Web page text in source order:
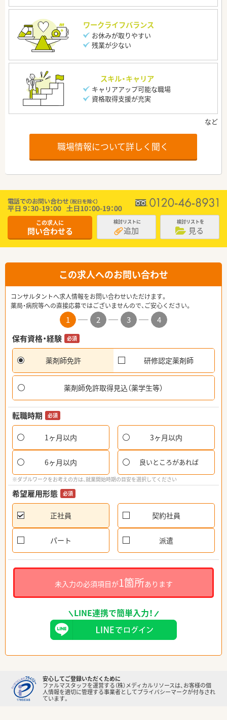
ワークライフバランス
お休みが取りやすい
残業が少ない
スキル・キャリア
キャリアアップ可能な職場
資格取得支援が充実
職場情報について詳しく聞く
この求人に
問い合わせる
検討リストに
追加
検討リストを
見る
この求人へのお問い合わせ
コンサルタントへ求人情報をお問い合わせいただけます。
薬局・病院等への直接応募ではございませんので、ご安心ください。
1 2 3
4
保有資格・経験
必須
薬剤師免許 研修認定薬剤師
薬剤師免許取得見込（薬学生等）
転職時期 必須
1ヶ月以内 3ヶ月以内
6ヶ月以内 良いところがあれば
※ダブルワークをお考えの方は、就業開始時期の目安を選択してください
希望雇用形態 必須
正社員 契約社員
パート 派遣
未入力の必須項目が1箇所あります
LINE連携で簡単入力！
安心してご登録いただくために
ファルマスタッフを運営する（株）メディカルリソースは、お客様の個
人情報を適切に管理する事業者としてプライバシーマークが付与され
ています。